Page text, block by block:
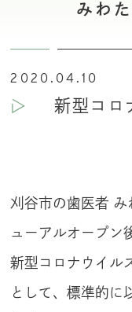
みわ
2020.04.10
新型コロ
刈谷市の歯医者
ューアルオープン
新型コロナウイル
として、標準的に